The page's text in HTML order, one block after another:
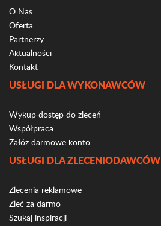
O Nas
Oferta
Partnerzy
Aktualności
Kontakt
USŁUGI DLA WYKONAWCÓW
Wykup dostęp do zleceń
Współpraca
Załóż darmowe konto
USŁUGI DLA ZLECENIODAWCÓW
Zlecenia reklamowe
Zleć za darmo
Szukaj inspiracji